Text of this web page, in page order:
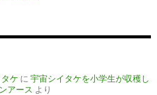
ケ に 宇宙シイタケを小学生が収穫し
アース より